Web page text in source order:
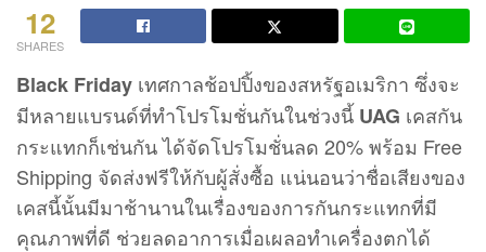
12
SHARES
Black Friday เทศกาลช้อปปิ้งของสหรัฐอเมริกา ซึ่งจะ
มีหลายแบรนด์ที่ทำโปรโมชั่นกันในช่วงนี้ UAG เคสกัน
กระแทกก็เช่นกัน ได้จัดโปรโมชั่นลด 20% พร้อม Free
Shipping จัดส่งฟรีให้กับผู้สั่งซื้อ แน่นอนว่าชื่อเสียงของ
เคสนี้นั้นมีมาช้านานในเรื่องของการกันกระแทกที่มี
คุณภาพที่ดี ช่วยลดอาการเมื่อเผลอทำเครื่องตกได้